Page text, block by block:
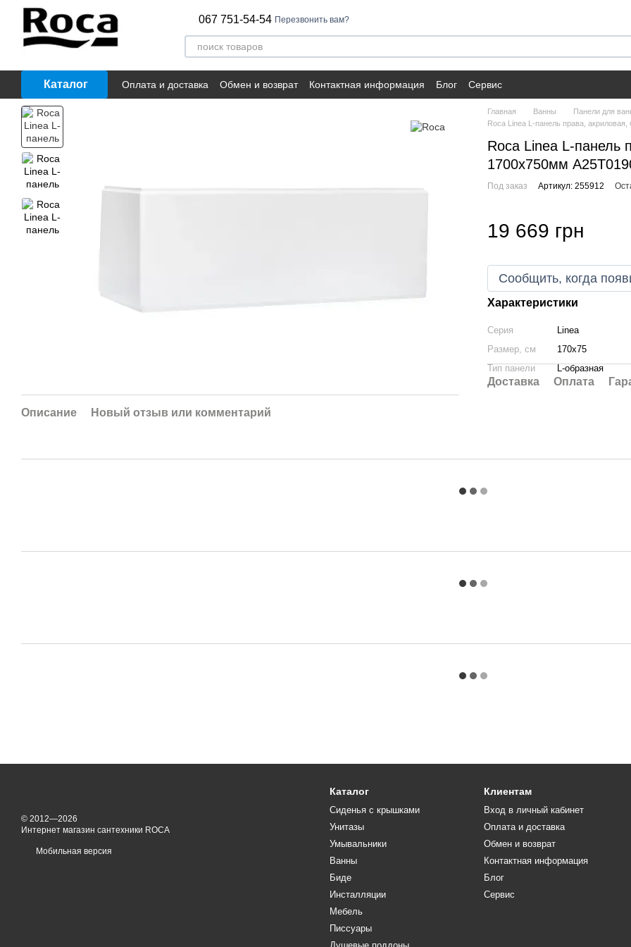
Перейти к основному контенту
067 751-54-54 Перезвонить вам?
Каталог Оплата и доставка Обмен и возврат Контактная информация Блог Сервис
Описание Новый отзыв или комментарий
Главная Ванны
Панели для
Roca Linea L-панель права,
Roca Linea L-панель
1700х750мм
Под заказ Артикул: 255912
19 669 грн
Сообщить, когда
Характеристики
Серия
Linea
Размер, см
170x75
Тип панели
L-образная
Доставка Оплата
© 2012—2026
Интернет магазин сантехники ROCA
Мобильная версия
Каталог
Сиденья с крышками
Унитазы
Умывальники
Ванны
Биде
Инсталляции
Мебель
Писсуары
Клиентам
Вход в личный кабинет
Оплата и доставка
Обмен и возврат
Контактная информация
Блог
Сервис